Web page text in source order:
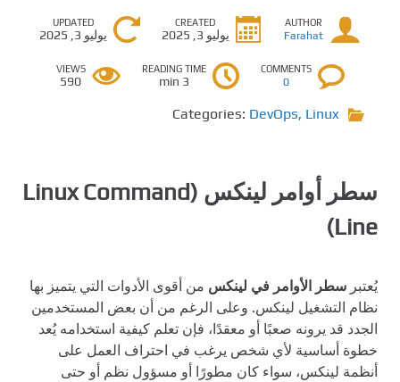
AUTHOR
Farahat
CREATED
يوليو 3, 2025
UPDATED
يوليو 3, 2025
COMMENTS
0
READING TIME
3 min
VIEWS
590
Categories: DevOps, Linux
سطر أوامر لينكس (Linux Command
Line)
يُعتبر سطر الأوامر في لينكس من أقوى الأدوات التي يتميز بها
نظام التشغيل لينكس. وعلى الرغم من أن بعض المستخدمين
الجدد قد يرونه صعبًا أو معقدًا، فإن تعلم كيفية استخدامه يُعد
خطوة أساسية لأي شخص يرغب في احتراف العمل على
أنظمة لينكس، سواء كان مطورًا أو مسؤول نظم أو حتى